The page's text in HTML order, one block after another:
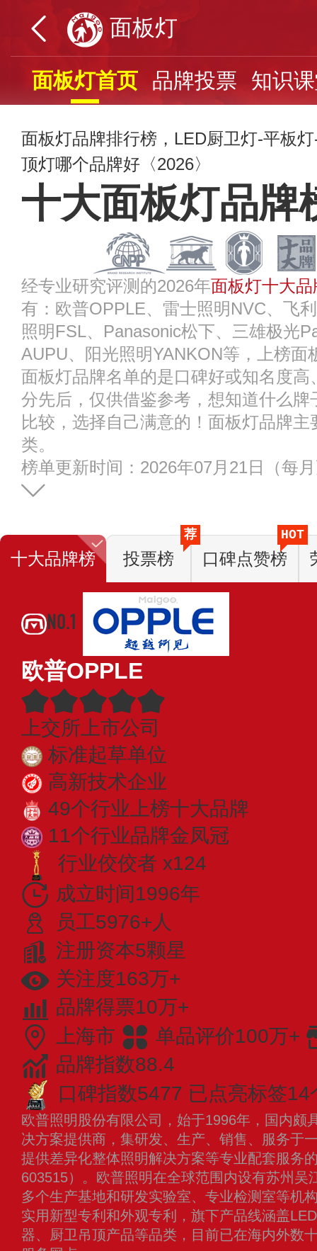
面板灯
面板灯首页 品牌投票 知识
面板灯品牌排行榜，LED厨卫灯-平板
顶灯哪个品牌好〈2026〉
十大面板灯品牌
经专业研究评测的2026年面板灯十大
有：欧普OPPLE、雷士照明NVC、飞
照明FSL、Panasonic松下、三雄极光
AUPU、阳光照明YANKON等，上榜面
面板灯品牌名单的是口碑好或知名度
分先后，仅供借鉴参考，想知道什么
比较，选择自己满意的！面板灯品牌
类。
榜单更新时间：2026年07月21日（每
十大品牌榜 投票榜
荐
口碑点赞榜
HOT
NO.1
欧普OPPLE
上交所上市公司
标准起草单位
高新技术企业
49个行业上榜十大品牌
11个行业品牌金凤冠
行业佼佼者 x124
成立时间1996年
员工5976+人
注册资本5颗星
关注度163万+
品牌得票10万+
上海市
单品评价100万+
品牌指数88.4
口碑指数5477 已点亮标签14
欧普照明股份有限公司，始于1996年，国内颇
决方案提供商，集研发、生产、销售、服务于
提供差异化整体照明解决方案等专业配套服务
603515）。欧普照明在全球范围内设有苏州吴
多个生产基地和研发实验室、专业检测室等机
实用新型专利和外观专利，旗下产品线涵盖
器、厨卫吊顶产品等品类，目前已在海内外数